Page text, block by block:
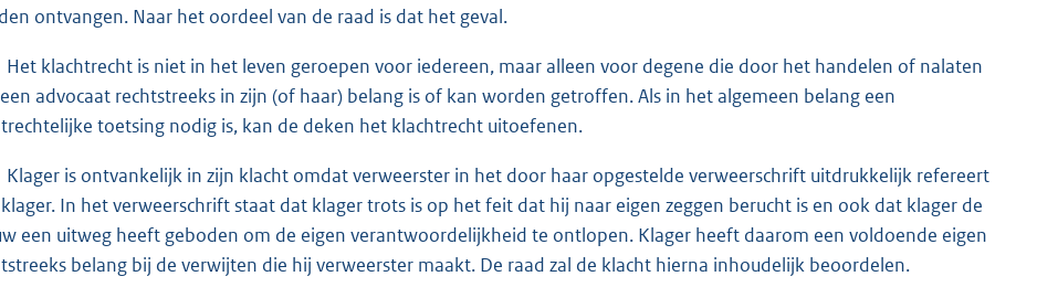
ontvangen. Naar het oordeel van de raad is dat het geval.
klachtrecht is niet in het leven geroepen voor iedereen, maar alleen voor degene die door het handelen of nalaten
advocaat rechtstreeks in zijn (of haar) belang is of kan worden getroffen. Als in het algemeen belang een
toetsing nodig is, kan de deken het klachtrecht uitoefenen.
is ontvankelijk in zijn klacht omdat verweerster in het door haar opgestelde verweerschrift uitdrukkelijk refereert
In het verweerschrift staat dat klager trots is op het feit dat hij naar eigen zeggen berucht is en ook dat klager de
een uitweg heeft geboden om de eigen verantwoordelijkheid te ontlopen. Klager heeft daarom een voldoende eigen
belang bij de verwijten die hij verweerster maakt. De raad zal de klacht hierna inhoudelijk beoordelen.